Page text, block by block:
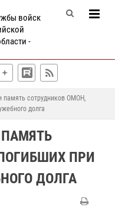
войск
-
память сотрудников ОМОН,
долга
ПРИ
ДОЛГА